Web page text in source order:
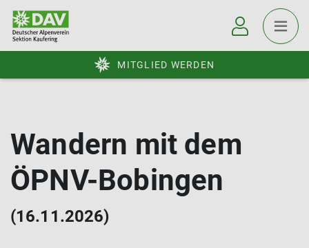
MITGLIED WERDEN
Wandern mit dem
ÖPNV-Bobingen
(16.11.2026)